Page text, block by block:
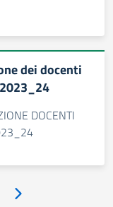
dei docenti
DOCENTI
Pagina successiva